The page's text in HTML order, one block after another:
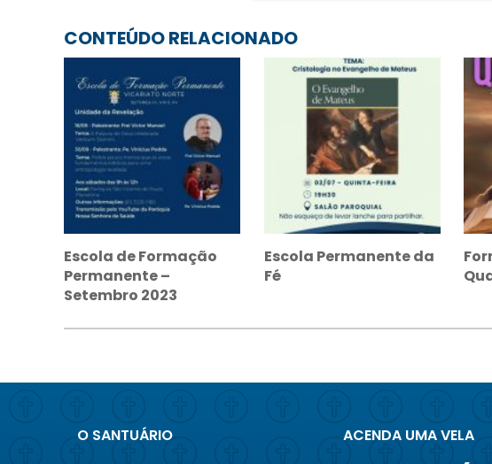
CONTEÚDO RELACIONADO
Escola de Formação
Permanente –
Setembro 2023
Escola Permanente da
Fé
O SANTUÁRIO
ACENDA UMA VELA